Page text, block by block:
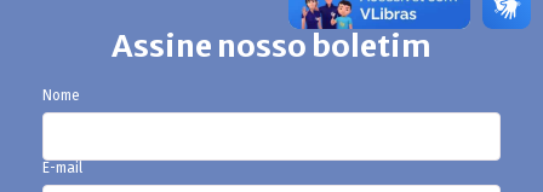
Assine nosso boletim
Nome
E-mail